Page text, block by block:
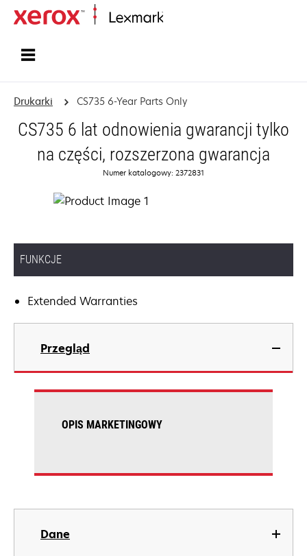
Drukarki CS735 6-Year Parts Only
CS735 6 lat odnowienia gwarancji tylko
na części, rozszerzona gwarancja
Numer katalogowy: 2372831
FUNKCJE
Extended Warranties
Przegląd
Dane
OPIS MARKETINGOWY